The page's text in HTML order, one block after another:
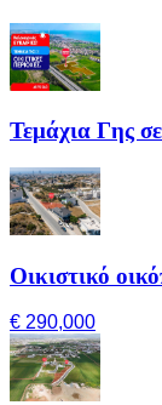
Τεμάχια Γης
Οικιστικό
€ 290,000